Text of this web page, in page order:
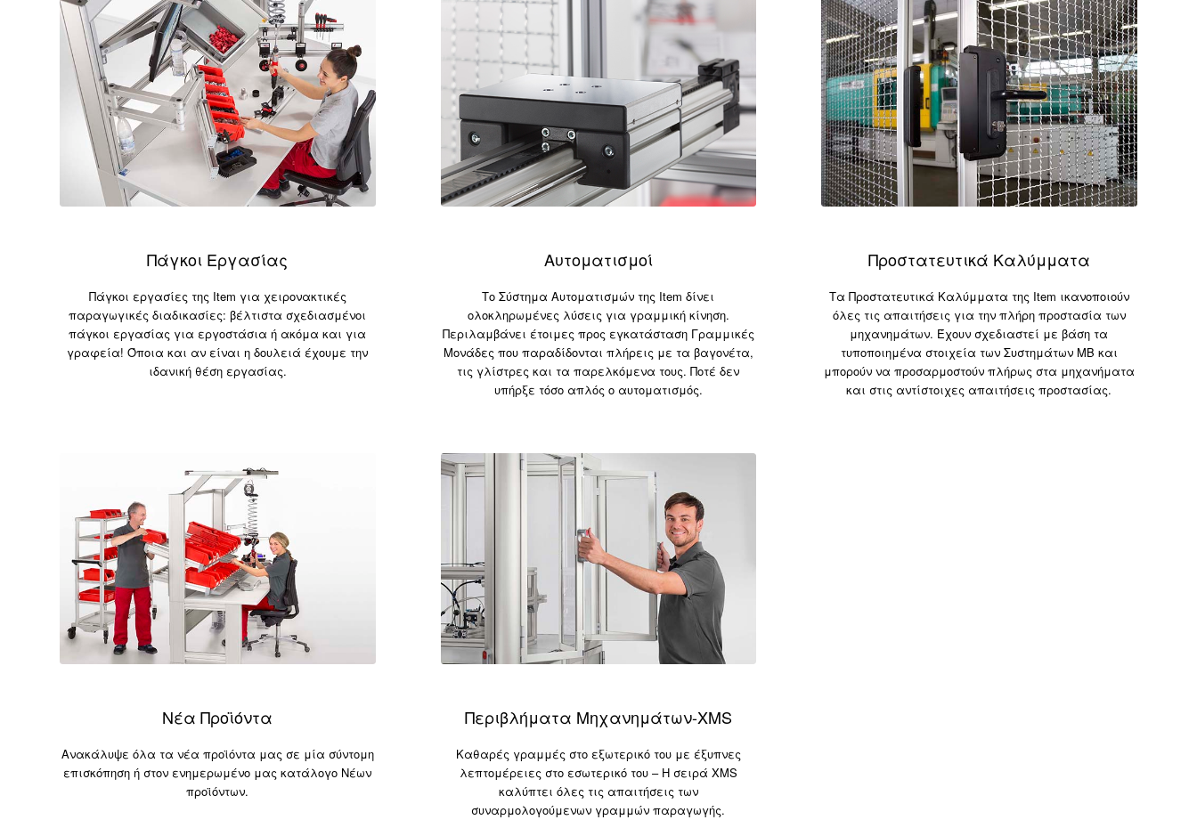
Πάγκοι Εργασίας
Πάγκοι εργασίες της Item για χειρονακτικές
παραγωγικές διαδικασίες: βέλτιστα σχεδιασμένοι
πάγκοι εργασίας για εργοστάσια ή ακόμα και για
γραφεία! Όποια και αν είναι η δουλειά έχουμε την
ιδανική θέση εργασίας.
Αυτοματισμοί
Το Σύστημα Αυτοματισμών της Item δίνει
ολοκληρωμένες λύσεις για γραμμική κίνηση.
Περιλαμβάνει έτοιμες προς εγκατάσταση Γραμμικές
Μονάδες που παραδίδονται πλήρεις με τα βαγονέτα,
τις γλίστρες και τα παρελκόμενα τους. Ποτέ δεν
υπήρξε τόσο απλός ο αυτοματισμός.
Προστατευτικά Καλύμματα
Τα Προστατευτικά Καλύμματα της Item ικανοποιούν
όλες τις απαιτήσεις για την πλήρη προστασία των
μηχανημάτων. Έχουν σχεδιαστεί με βάση τα
τυποποιημένα στοιχεία των Συστημάτων MB και
μπορούν να προσαρμοστούν πλήρως στα μηχανήματα
και στις αντίστοιχες απαιτήσεις προστασίας.
Νέα Προϊόντα
Ανακάλυψε όλα τα νέα προϊόντα μας σε μία σύντομη
επισκόπηση ή στον ενημερωμένο μας κατάλογο Νέων
προϊόντων.
Περιβλήματα Μηχανημάτων-XMS
Καθαρές γραμμές στο εξωτερικό του με έξυπνες
λεπτομέρειες στο εσωτερικό του – Η σειρά XMS
καλύπτει όλες τις απαιτήσεις των
συναρμολογούμενων γραμμών παραγωγής.